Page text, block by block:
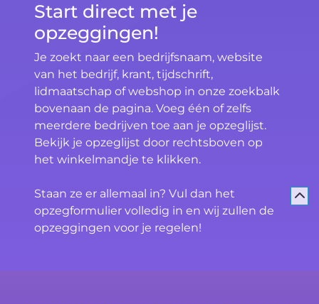
Start direct met je
opzeggingen!
Je zoekt naar een bedrijfsnaam, website
van het bedrijf, krant, tijdschrift,
lidmaatschap of webshop in onze zoekbalk
bovenaan de pagina. Voeg één of zelfs
meerdere bedrijven toe aan je opzeglijst.
Bekijk je opzeglijst door rechtsboven op
het winkelmandje te klikken.
Staan ze er allemaal in? Vul dan het
opzegformulier volledig in en wij zullen de
opzeggingen voor je regelen!